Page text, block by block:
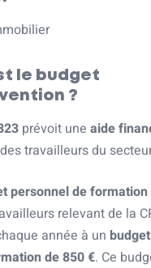
le budget
?
prévoit une aide
travailleurs du
personnel de formation
relevant de la
année à un
de 850 €. Ce